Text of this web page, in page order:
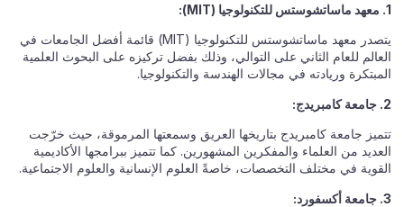
1. معهد ماساتشوستس للتكنولوجيا (MIT):
يتصدر معهد ماساتشوستس للتكنولوجيا (MIT) قائمة أفضل الجامعات في
العالم للعام الثاني على التوالي، وذلك بفضل تركيزه على البحوث العلمية
المبتكرة وريادته في مجالات الهندسة والتكنولوجيا.
2. جامعة كامبريدج:
تتميز جامعة كامبريدج بتاريخها العريق وسمعتها المرموقة، حيث خرّجت
العديد من العلماء والمفكرين المشهورين. كما تتميز ببرامجها الأكاديمية
القوية في مختلف التخصصات، خاصةً العلوم الإنسانية والعلوم الاجتماعية.
3. جامعة أكسفورد: